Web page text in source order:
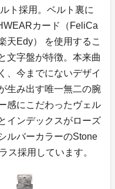
ト採用。ベルト裏に
カード（FeliCa
天Edy） を使用するこ
文字盤が特徴。本来曲
、今までにないデザイ
生み出す唯一無二の腕
感にこだわったヴェル
インデックスがローズ
ルバーカラーのStone
ス採用しています。